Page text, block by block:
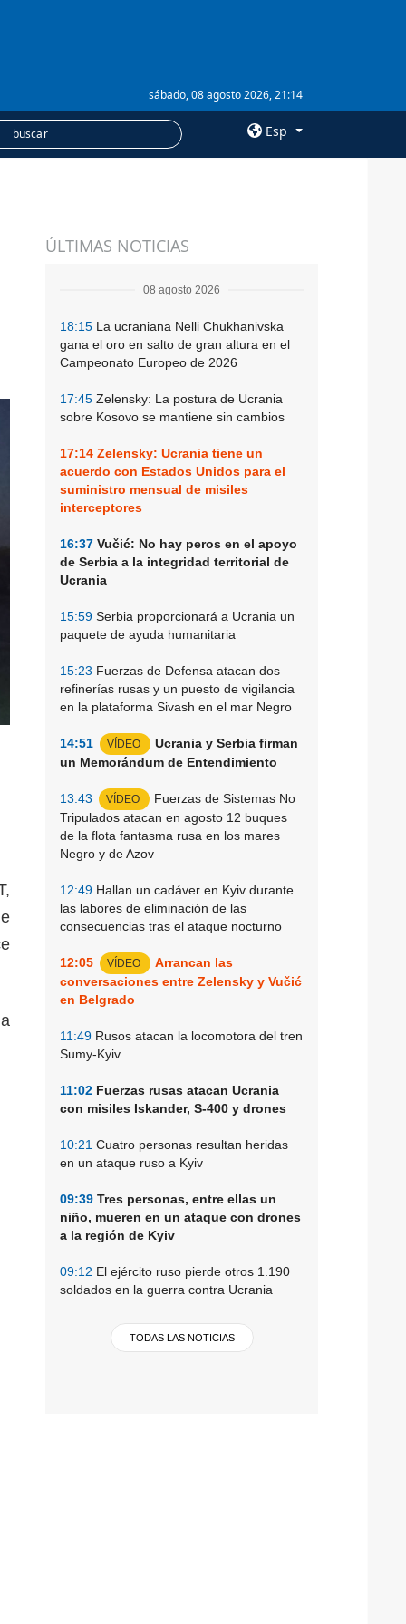
sábado, 08 agosto 2026, 21:14
Esp
Suscripción
ÚLTIMAS NOTICIAS
08 agosto 2026
18:15 La ucraniana Nelli Chukhanivska
gana el oro en salto de gran altura en el
Campeonato Europeo de 2026
17:45 Zelensky: La postura de Ucrania
sobre Kosovo se mantiene sin cambios
17:14 Zelensky: Ucrania tiene un
acuerdo con Estados Unidos para el
suministro mensual de misiles
interceptores
16:37 Vučić: No hay peros en el apoyo
de Serbia a la integridad territorial de
Ucrania
15:59 Serbia proporcionará a Ucrania un
paquete de ayuda humanitaria
15:23 Fuerzas de Defensa atacan dos
refinerías rusas y un puesto de vigilancia
en la plataforma Sivash en el mar Negro
14:51 VÍDEO
Ucrania y Serbia firman
un Memorándum de Entendimiento
13:43 VÍDEO
Fuerzas de Sistemas No
Tripulados atacan en agosto 12 buques
de la flota fantasma rusa en los mares
Negro y de Azov
12:49 Hallan un cadáver en Kyiv durante
las labores de eliminación de las
consecuencias tras el ataque nocturno
12:05 VÍDEO
Arrancan las
conversaciones entre Zelensky y Vučić
en Belgrado
11:49 Rusos atacan la locomotora del tren
Sumy-Kyiv
11:02 Fuerzas rusas atacan Ucrania
con misiles Iskander, S-400 y drones
10:21 Cuatro personas resultan heridas
en un ataque ruso a Kyiv
09:39 Tres personas, entre ellas un
niño, mueren en un ataque con drones
a la región de Kyiv
09:12 El ejército ruso pierde otros 1.190
soldados en la guerra contra Ucrania
TODAS LAS NOTICIAS